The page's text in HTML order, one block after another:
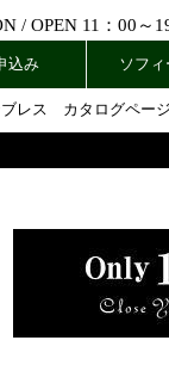
/ OPEN 11：00～
込み ソフ
ブレス カタログページ